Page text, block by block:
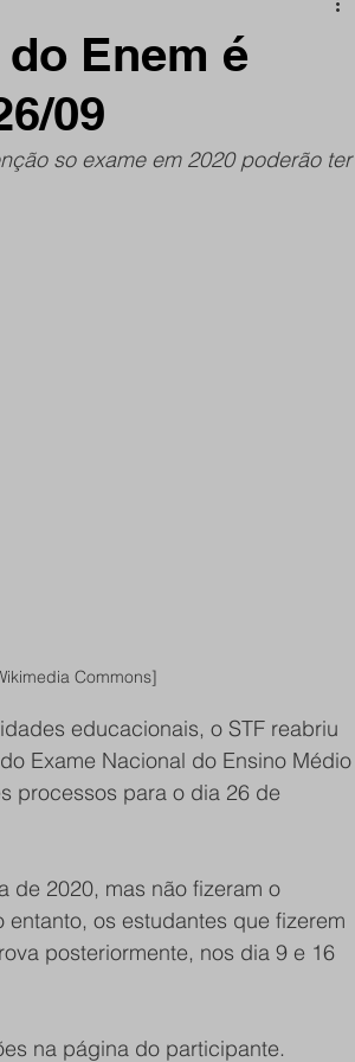
do site
Enem é
09
so exame em 2020 poderão ter
Commons]
educacionais, o STF reabriu
Exame Nacional do Ensino Médio
processos para o dia 26 de
de 2020, mas não fizeram o
os estudantes que fizerem
posteriormente, nos dia 9 e 16
na página do participante.